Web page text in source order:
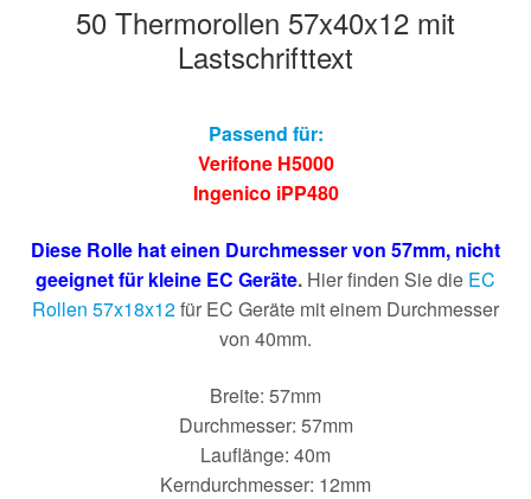
50 Thermorollen 57x40x12 mit
Lastschrifttext
Passend für:
Verifone H5000
Ingenico iPP480
Diese Rolle hat einen Durchmesser von 57mm, nicht
geeignet für kleine EC Geräte. Hier finden Sie die EC
Rollen 57x18x12für EC Geräte mit einem Durchmesser
von 40mm.
Breite: 57mm
Durchmesser: 57mm
Lauflänge: 40m
Kerndurchmesser: 12mm